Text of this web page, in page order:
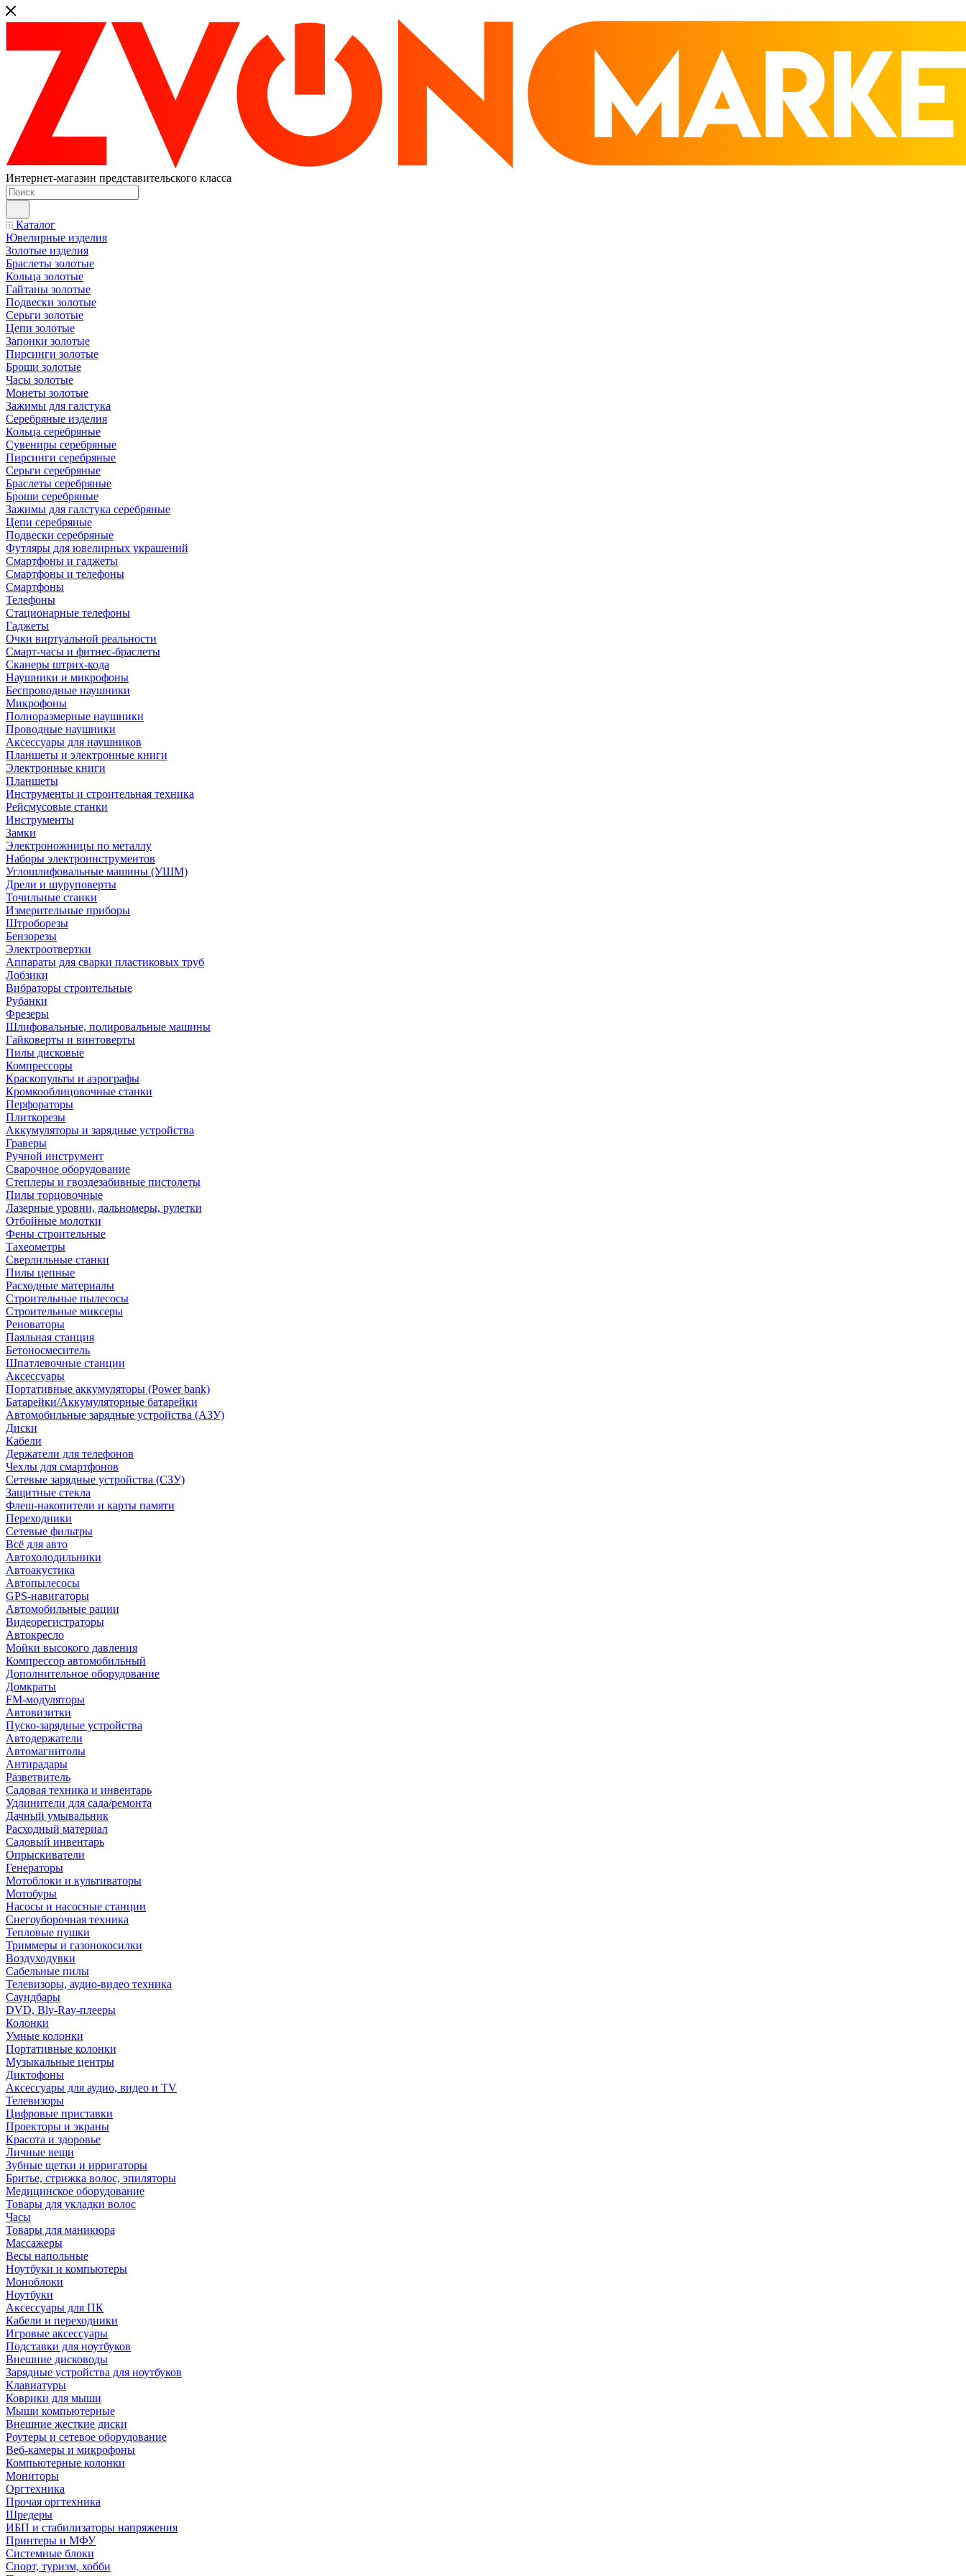
Интернет-магазин представительского класса
Каталог
Ювелирные изделия
Золотые изделия
Браслеты золотые
Кольца золотые
Гайтаны золотые
Подвески золотые
Серьги золотые
Цепи золотые
Запонки золотые
Пирсинги золотые
Броши золотые
Часы золотые
Монеты золотые
Зажимы для галстука
Серебряные изделия
Кольца серебряные
Сувениры серебряные
Пирсинги серебряные
Серьги серебряные
Браслеты серебряные
Броши серебряные
Зажимы для галстука серебряные
Цепи серебряные
Подвески серебряные
Футляры для ювелирных украшений
Смартфоны и гаджеты
Смартфоны и телефоны
Смартфоны
Телефоны
Стационарные телефоны
Гаджеты
Очки виртуальной реальности
Смарт-часы и фитнес-браслеты
Сканеры штрих-кода
Наушники и микрофоны
Беспроводные наушники
Микрофоны
Полноразмерные наушники
Проводные наушники
Аксессуары для наушников
Планшеты и электронные книги
Электронные книги
Планшеты
Инструменты и строительная техника
Рейсмусовые станки
Инструменты
Замки
Электроножницы по металлу
Наборы электроинструментов
Углошлифовальные машины (УШМ)
Дрели и шуруповерты
Точильные станки
Измерительные приборы
Штроборезы
Бензорезы
Электроотвертки
Аппараты для сварки пластиковых труб
Лобзики
Вибраторы строительные
Рубанки
Фрезеры
Шлифовальные, полировальные машины
Гайковерты и винтоверты
Пилы дисковые
Компрессоры
Краскопульты и аэрографы
Кромкооблицовочные станки
Перфораторы
Плиткорезы
Аккумуляторы и зарядные устройства
Граверы
Ручной инструмент
Сварочное оборудование
Степлеры и гвоздезабивные пистолеты
Пилы торцовочные
Лазерные уровни, дальномеры, рулетки
Отбойные молотки
Фены строительные
Тахеометры
Сверлильные станки
Пилы цепные
Расходные материалы
Строительные пылесосы
Строительные миксеры
Реноваторы
Паяльная станция
Бетоносмеситель
Шпатлевочные станции
Аксессуары
Портативные аккумуляторы (Power bank)
Батарейки/Аккумуляторные батарейки
Автомобильные зарядные устройства (АЗУ)
Диски
Кабели
Держатели для телефонов
Чехлы для смартфонов
Сетевые зарядные устройства (СЗУ)
Защитные стекла
Флеш-накопители и карты памяти
Переходники
Сетевые фильтры
Всё для авто
Автохолодильники
Автоакустика
Автопылесосы
GPS-навигаторы
Автомобильные рации
Видеорегистраторы
Автокресло
Мойки высокого давления
Компрессор автомобильный
Дополнительное оборудование
Домкраты
FM-модуляторы
Автовизитки
Пуско-зарядные устройства
Автодержатели
Автомагнитолы
Антирадары
Разветвитель
Садовая техника и инвентарь
Удлинители для сада/ремонта
Дачный умывальник
Расходный материал
Садовый инвентарь
Опрыскиватели
Генераторы
Мотоблоки и культиваторы
Мотобуры
Насосы и насосные станции
Снегоуборочная техника
Тепловые пушки
Триммеры и газонокосилки
Воздуходувки
Сабельные пилы
Телевизоры, аудио-видео техника
Саундбары
DVD, Bly-Ray-плееры
Колонки
Умные колонки
Портативные колонки
Музыкальные центры
Диктофоны
Аксессуары для аудио, видео и TV
Телевизоры
Цифровые приставки
Проекторы и экраны
Красота и здоровье
Личные вещи
Зубные щетки и ирригаторы
Бритье, стрижка волос, эпиляторы
Медицинское оборудование
Товары для укладки волос
Часы
Товары для маникюра
Массажеры
Весы напольные
Ноутбуки и компьютеры
Моноблоки
Ноутбуки
Аксессуары для ПК
Кабели и переходники
Игровые аксессуары
Подставки для ноутбуков
Внешние дисководы
Зарядные устройства для ноутбуков
Клавиатуры
Коврики для мыши
Мыши компьютерные
Внешние жесткие диски
Роутеры и сетевое оборудование
Веб-камеры и микрофоны
Компьютерные колонки
Мониторы
Оргтехника
Прочая оргтехника
Шредеры
ИБП и стабилизаторы напряжения
Принтеры и МФУ
Системные блоки
Спорт, туризм, хобби